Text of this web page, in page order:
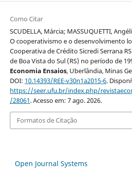
Como Citar
SCUDELLA, Márcia; MASSUQUETTI,
O cooperativismo e o desenvolvimento
Cooperativa de Crédito Sicredi Serrana
de Boa Vista do Sul (RS) no período de
Economia Ensaios, Uberlândia, Minas
DOI: 10.14393/REE-v30n1a2015-6.
https://seer.ufu.br/index.php/
/28061. Acesso em: 7 ago. 2026.
Formatos de Citação
Open Journal Systems